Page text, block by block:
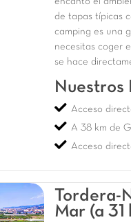
de tapas típicas
camping es una
necesitas coger
se hace
Nuestros
Acceso
A 38 km de
Acceso
Mar (a 31